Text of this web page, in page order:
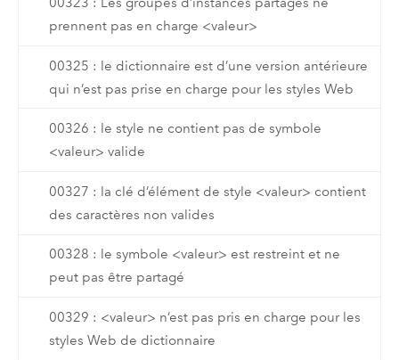
prennent pas en charge <valeur>
00325 : le dictionnaire est d’une version antérieure
qui n’est pas prise en charge pour les styles Web
00326 : le style ne contient pas de symbole
<valeur> valide
00327 : la clé d’élément de style <valeur> contient
des caractères non valides
00328 : le symbole <valeur> est restreint et ne
peut pas être partagé
00329 : <valeur> n’est pas pris en charge pour les
styles Web de dictionnaire